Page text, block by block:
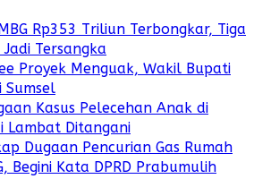
Rp353 Triliun Terbongkar, Tiga
Jadi Tersangka
Proyek Menguak, Wakil Bupati
Sumsel
Kasus Pelecehan Anak di
Lambat Ditangani
Dugaan Pencurian Gas Rumah
Begini Kata DPRD Prabumulih